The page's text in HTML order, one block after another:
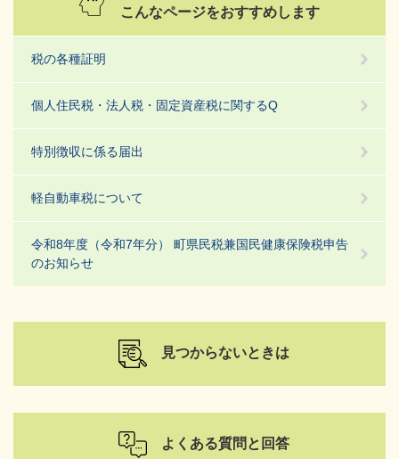
こんなページをおすすめします
税の各種証明
個人住民税・法人税・固定資産税に関するQ
特別徴収に係る届出
軽自動車税について
令和8年度（令和7年分） 町県民税兼国民健康保険税申告
のお知らせ
見つからないときは
よくある質問と回答